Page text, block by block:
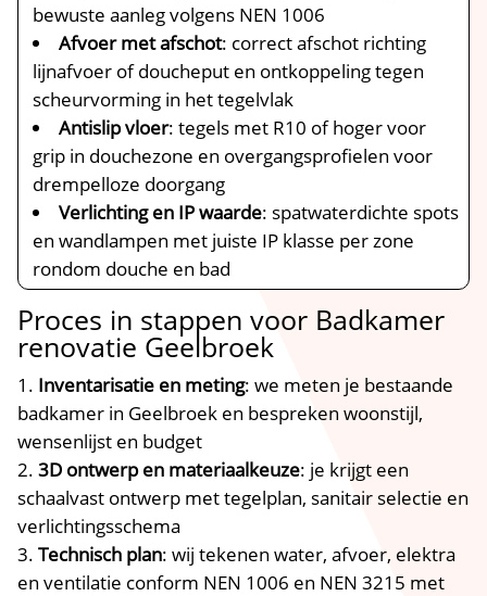
bewuste aanleg volgens NEN 1006
Afvoer met afschot: correct afschot richting
lijnafvoer of doucheput en ontkoppeling tegen
scheurvorming in het tegelvlak
Antislip vloer: tegels met R10 of hoger voor
grip in douchezone en overgangsprofielen voor
drempelloze doorgang
Verlichting en IP waarde: spatwaterdichte spots
en wandlampen met juiste IP klasse per zone
rondom douche en bad
Proces in stappen voor Badkamer
renovatie Geelbroek
Inventarisatie en meting: we meten je bestaande
badkamer in Geelbroek en bespreken woonstijl,
wensenlijst en budget
3D ontwerp en materiaalkeuze: je krijgt een
schaalvast ontwerp met tegelplan, sanitair selectie en
verlichtingsschema
Technisch plan: wij tekenen water, afvoer, elektra
en ventilatie conform NEN 1006 en NEN 3215 met